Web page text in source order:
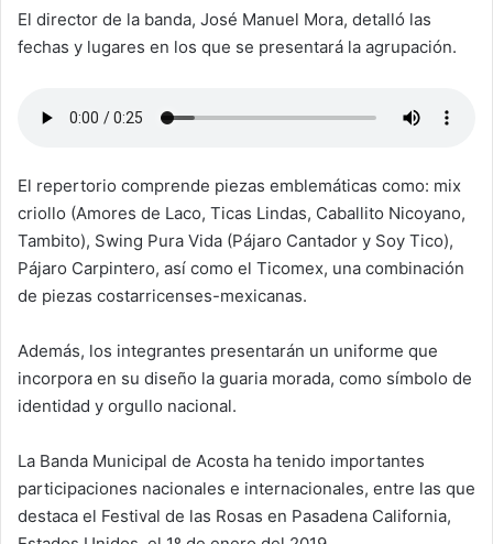
El director de la banda, José Manuel Mora, detalló las
fechas y lugares en los que se presentará la agrupación.
El repertorio comprende piezas emblemáticas como: mix
criollo (Amores de Laco, Ticas Lindas, Caballito Nicoyano,
Tambito), Swing Pura Vida (Pájaro Cantador y Soy Tico),
Pájaro Carpintero, así como el Ticomex, una combinación
de piezas costarricenses-mexicanas.
Además, los integrantes presentarán un uniforme que
incorpora en su diseño la guaria morada, como símbolo de
identidad y orgullo nacional.
La Banda Municipal de Acosta ha tenido importantes
participaciones nacionales e internacionales, entre las que
destaca el Festival de las Rosas en Pasadena California,